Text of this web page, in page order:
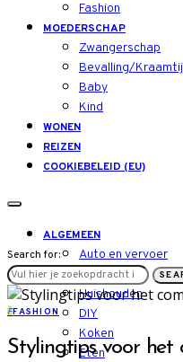
Fashion
MOEDERSCHAP
Zwangerschap
Bevalling/
Baby
Kind
WONEN
REIZEN
COOKIEBELEID (EU)
ALGEMEEN
Auto en vervoer
LIFESTYLE
Huishouden
DIY
Koken
Eten
Search for:
FFASHION
Stylingtips voor het